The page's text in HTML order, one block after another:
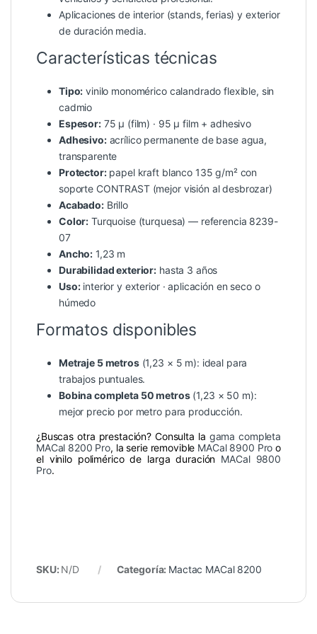
Aplicaciones de interior (stands, ferias) y exterior
de duración media.
Características técnicas
Tipo: vinilo monomérico calandrado flexible, sin
cadmio
Espesor:75 µ (film) · 95 µ film + adhesivo
Adhesivo:acrílico permanente de base agua,
transparente
Protector:papel kraft blanco 135 g/m² con
soporte CONTRAST (mejor visión al desbrozar)
Acabado:Brillo
Color: Turquoise (turquesa) — referencia 8239-
07
Ancho: 1,23 m
Durabilidad exterior: hasta 3 años
Uso:interior y exterior · aplicación en seco o
húmedo
Formatos disponibles
Metraje 5 metros(1,23 × 5 m): ideal para
trabajos puntuales.
Bobina completa 50 metros(1,23 × 50 m):
mejor precio por metro para producción.
¿Buscas otra prestación? Consulta la gama completa
MACal 8200 Pro, la serie removible MACal 8900 Pro o
el vinilo polimérico de larga duración MACal 9800
Pro.
SKU: N/D Categoría: Mactac MACal 8200